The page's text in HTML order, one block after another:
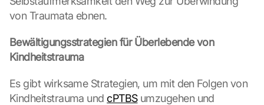
von Traumata ebnen.
Bewältigungsstrategien für Überlebende von
Kindheitstrauma
Es gibt wirksame Strategien, um mit den Folgen von
Kindheitstrauma und cPTBS umzugehen und